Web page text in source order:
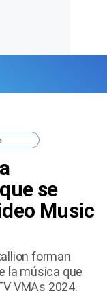
se
Music
forman
la música que
VMAs 2024.